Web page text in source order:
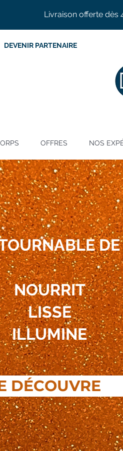
Livraison offerte dès
DEVENIR PARTENAIRE
OFFRES NOS
DE
NOURRIT
LISSE
ILLUMINE
DÉCOUVRE